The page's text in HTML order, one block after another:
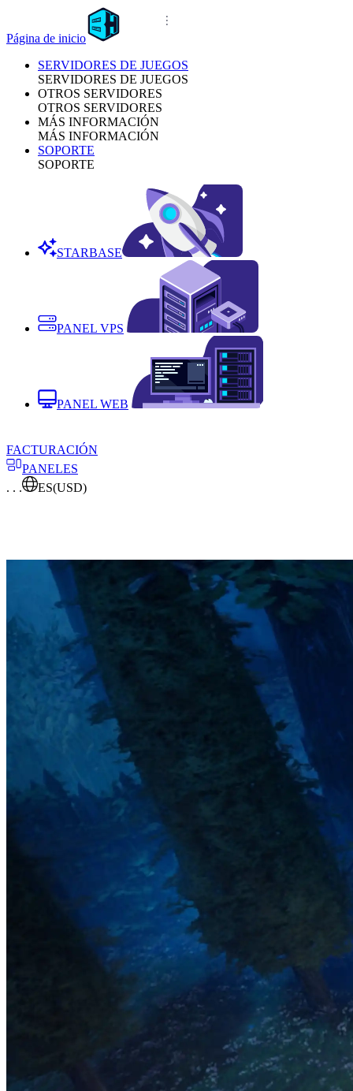
Página de inicio
SERVIDORES DE JUEGOS
SERVIDORES DE JUEGOS
OTROS SERVIDORES
OTROS SERVIDORES
MÁS INFORMACIÓN
MÁS INFORMACIÓN
SOPORTE
SOPORTE
STARBASE
PANEL VPS
PANEL WEB
FACTURACIÓN
PANELES
. . .
ES(USD)